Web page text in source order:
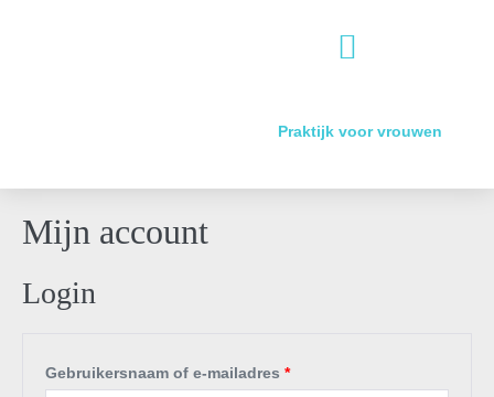
Praktijk voor vrouwen
Mijn account
Login
Gebruikersnaam of e-mailadres *